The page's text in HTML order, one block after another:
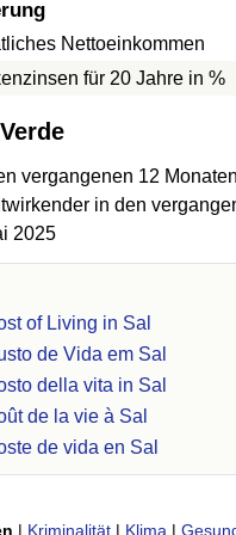
Nettoeinkommen
für 20 Jahre in %
vergangenen 12
in den
2025
of Living in Sal
de Vida em Sal
della vita in Sal
de la vie à Sal
de vida en Sal
| Kriminalität | Klima |